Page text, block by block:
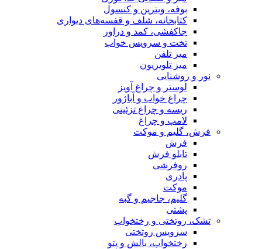
بوفه، ویترین و کنسول
کتابخانه، شلف و قفسه‌های دیواری
جاکفشی، کمد و دراور
تخت و سرویس خواب
میز تلفن
میز تلویزیون
نور و روشنایی
لوستر و چراغ آویز
چراغ خواب و آباژور
ریسه و چراغ تزئینی
لامپ و چراغ
فرش، گلیم و موکت
فرش
تابلو فرش
روفرشی
پادری
موکت
گلیم، جاجیم و گبه
پشتی
تشک، روتختی و رختخواب
سرویس روتختی
رختخواب، بالش و پتو